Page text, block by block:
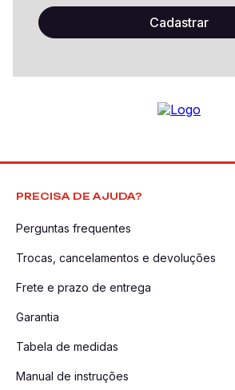
PRECISA DE AJUDA?
Perguntas frequentes
Trocas, cancelamentos e devoluções
Frete e prazo de entrega
Garantia
Tabela de medidas
Manual de instruções